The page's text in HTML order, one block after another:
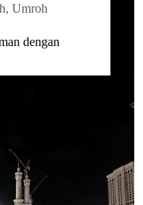
, Umroh
dengan